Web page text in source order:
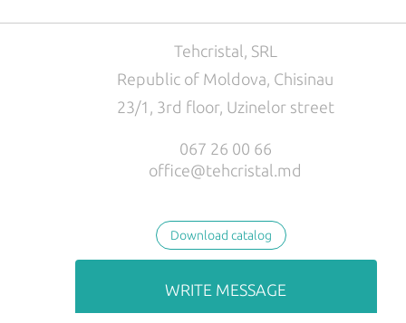
Download catalog
Tehcristal, SRL
Republic of Moldova, Chisinau
23/1, 3rd floor, Uzinelor street
067 26 00 66
office@tehcristal.md
WRITE MESSAGE